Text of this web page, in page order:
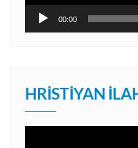
00:00
HRISTIYAN